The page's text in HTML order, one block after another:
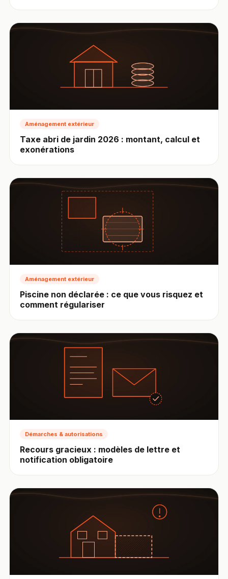
Aménagement extérieur
Taxe abri de jardin 2026 : montant, calcul et
exonérations
Aménagement extérieur
Piscine non déclarée : ce que vous risquez et
comment régulariser
Démarches & autorisations
Recours gracieux : modèles de lettre et
notification obligatoire